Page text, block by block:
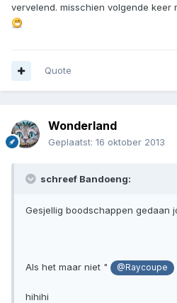
vervelend. misschien volgende keer
Quote
Wonderland
Geplaatst: 16 oktober 2013
schreef Bandoeng:
Gesjellig boodschappen gedaan
Als het maar niet " @Raycoupe
hihihi